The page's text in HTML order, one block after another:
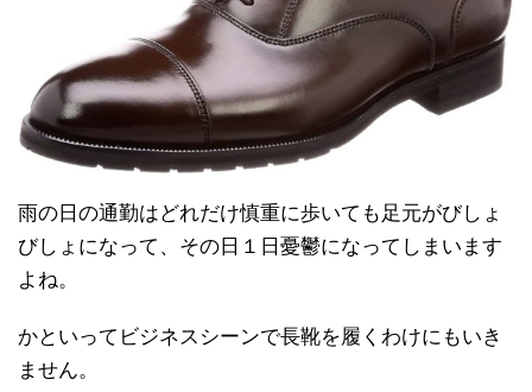
雨の日の通勤はどれだけ慎重に歩いても足元がびしょ
びしょになって、その日１日憂鬱になってしまいます
よね。
かといってビジネスシーンで長靴を履くわけにもいき
ません。